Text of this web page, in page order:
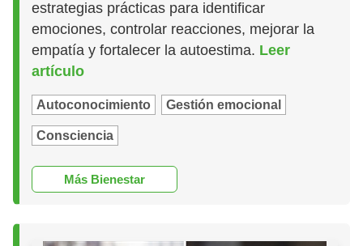
estrategias prácticas para identificar
emociones, controlar reacciones, mejorar la
empatía y fortalecer la autoestima. Leer
artículo
Autoconocimiento Gestión emocional
Consciencia
Más Bienestar